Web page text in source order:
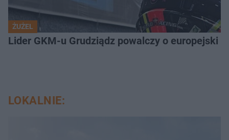
ŻUŻEL
Lider GKM-u Grudziądz powalczy o europejski
LOKALNIE: